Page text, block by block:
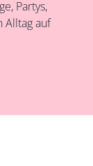
Partys,
Alltag auf